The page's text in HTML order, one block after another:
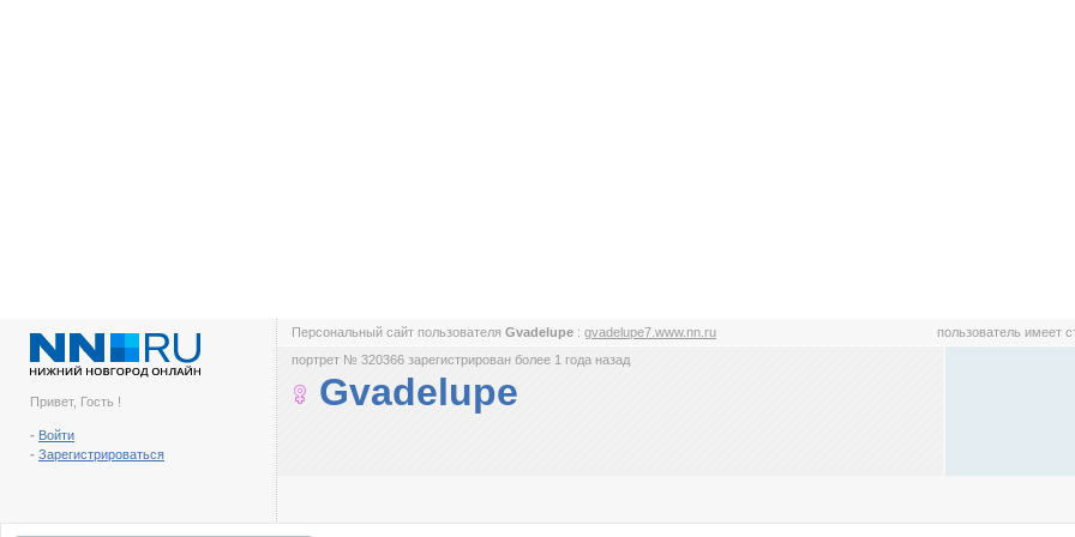
Привет, Гость !
- Войти
- Зарегистрироваться
Персональный сайт пользователя Gvadelupe : gvadelupe7.www.nn.ru пользователь имеет
портрет № 320366 зарегистрирован более 1 года назад
Gvadelupe